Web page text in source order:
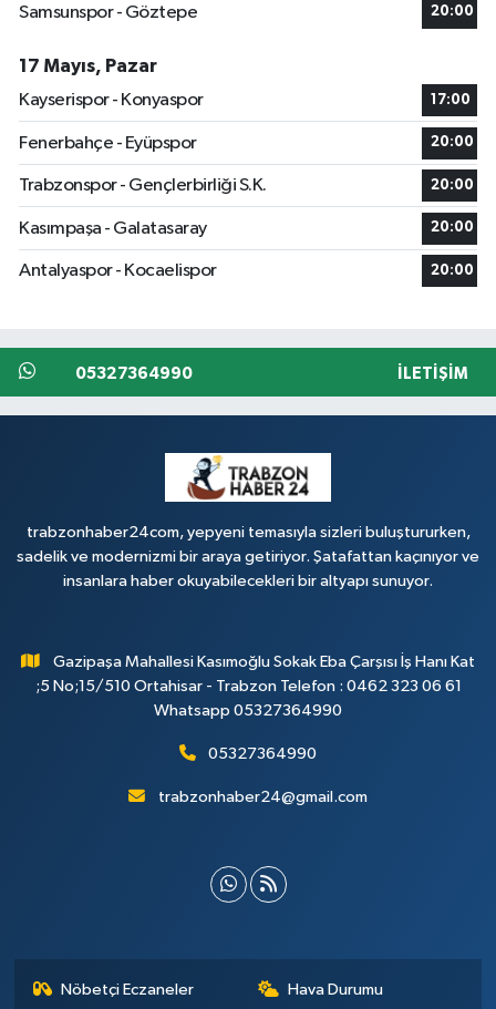
Samsunspor - Göztepe 20:00
17 Mayıs, Pazar
Kayserispor - Konyaspor
17:00
Fenerbahçe - Eyüpspor 20:00
Trabzonspor - Gençlerbirliği S.K. 20:00
Kasımpaşa - Galatasaray 20:00
Antalyaspor - Kocaelispor 20:00
05327364990 İLETIŞIM
trabzonhaber24com, yepyeni temasıyla sizleri buluştururken,
sadelik ve modernizmi bir araya getiriyor. Şatafattan kaçınıyor ve
insanlara haber okuyabilecekleri bir altyapı sunuyor.
Gazipaşa Mahallesi Kasımoğlu Sokak Eba Çarşısı İş Hanı Kat
;5 No;15/510 Ortahisar - Trabzon Telefon : 0462 323 06 61
Whatsapp 05327364990
05327364990
trabzonhaber24@gmail.com
Nöbetçi Eczaneler Hava Durumu